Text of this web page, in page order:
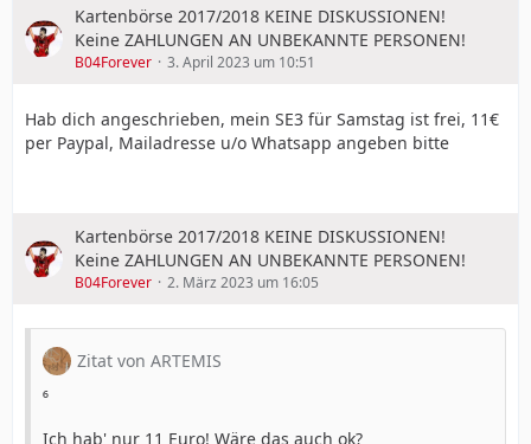
Kartenbörse 2017/2018 KEINE DISKUSSIONEN!
Keine ZAHLUNGEN AN UNBEKANNTE PERSONEN!
B04Forever 3. April 2023 um 10:51
Hab dich angeschrieben, mein SE3 für Samstag ist frei, 11€
per Paypal, Mailadresse u/o Whatsapp angeben bitte
Kartenbörse 2017/2018 KEINE DISKUSSIONEN!
Keine ZAHLUNGEN AN UNBEKANNTE PERSONEN!
B04Forever 2. März 2023 um 16:05
Zitat von ARTEMIS
⁶
Ich hab' nur 11 Euro! Wäre das auch ok?